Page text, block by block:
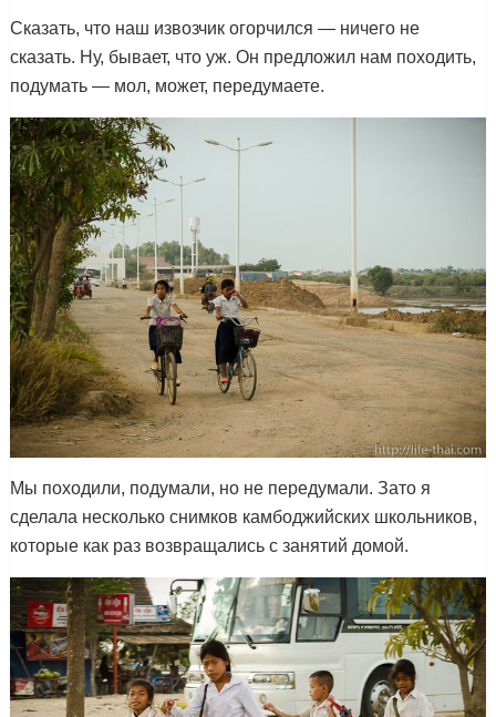
Сказать, что наш извозчик огорчился — ничего не
сказать. Ну, бывает, что уж. Он предложил нам походить,
подумать — мол, может, передумаете.
Мы походили, подумали, но не передумали. Зато я
сделала несколько снимков камбоджийских школьников,
которые как раз возвращались с занятий домой.